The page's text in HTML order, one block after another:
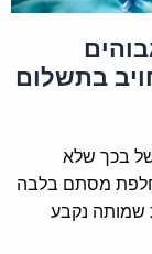
בתשלום
בכך שלא
מסתם בלבה
שמותה נקבע